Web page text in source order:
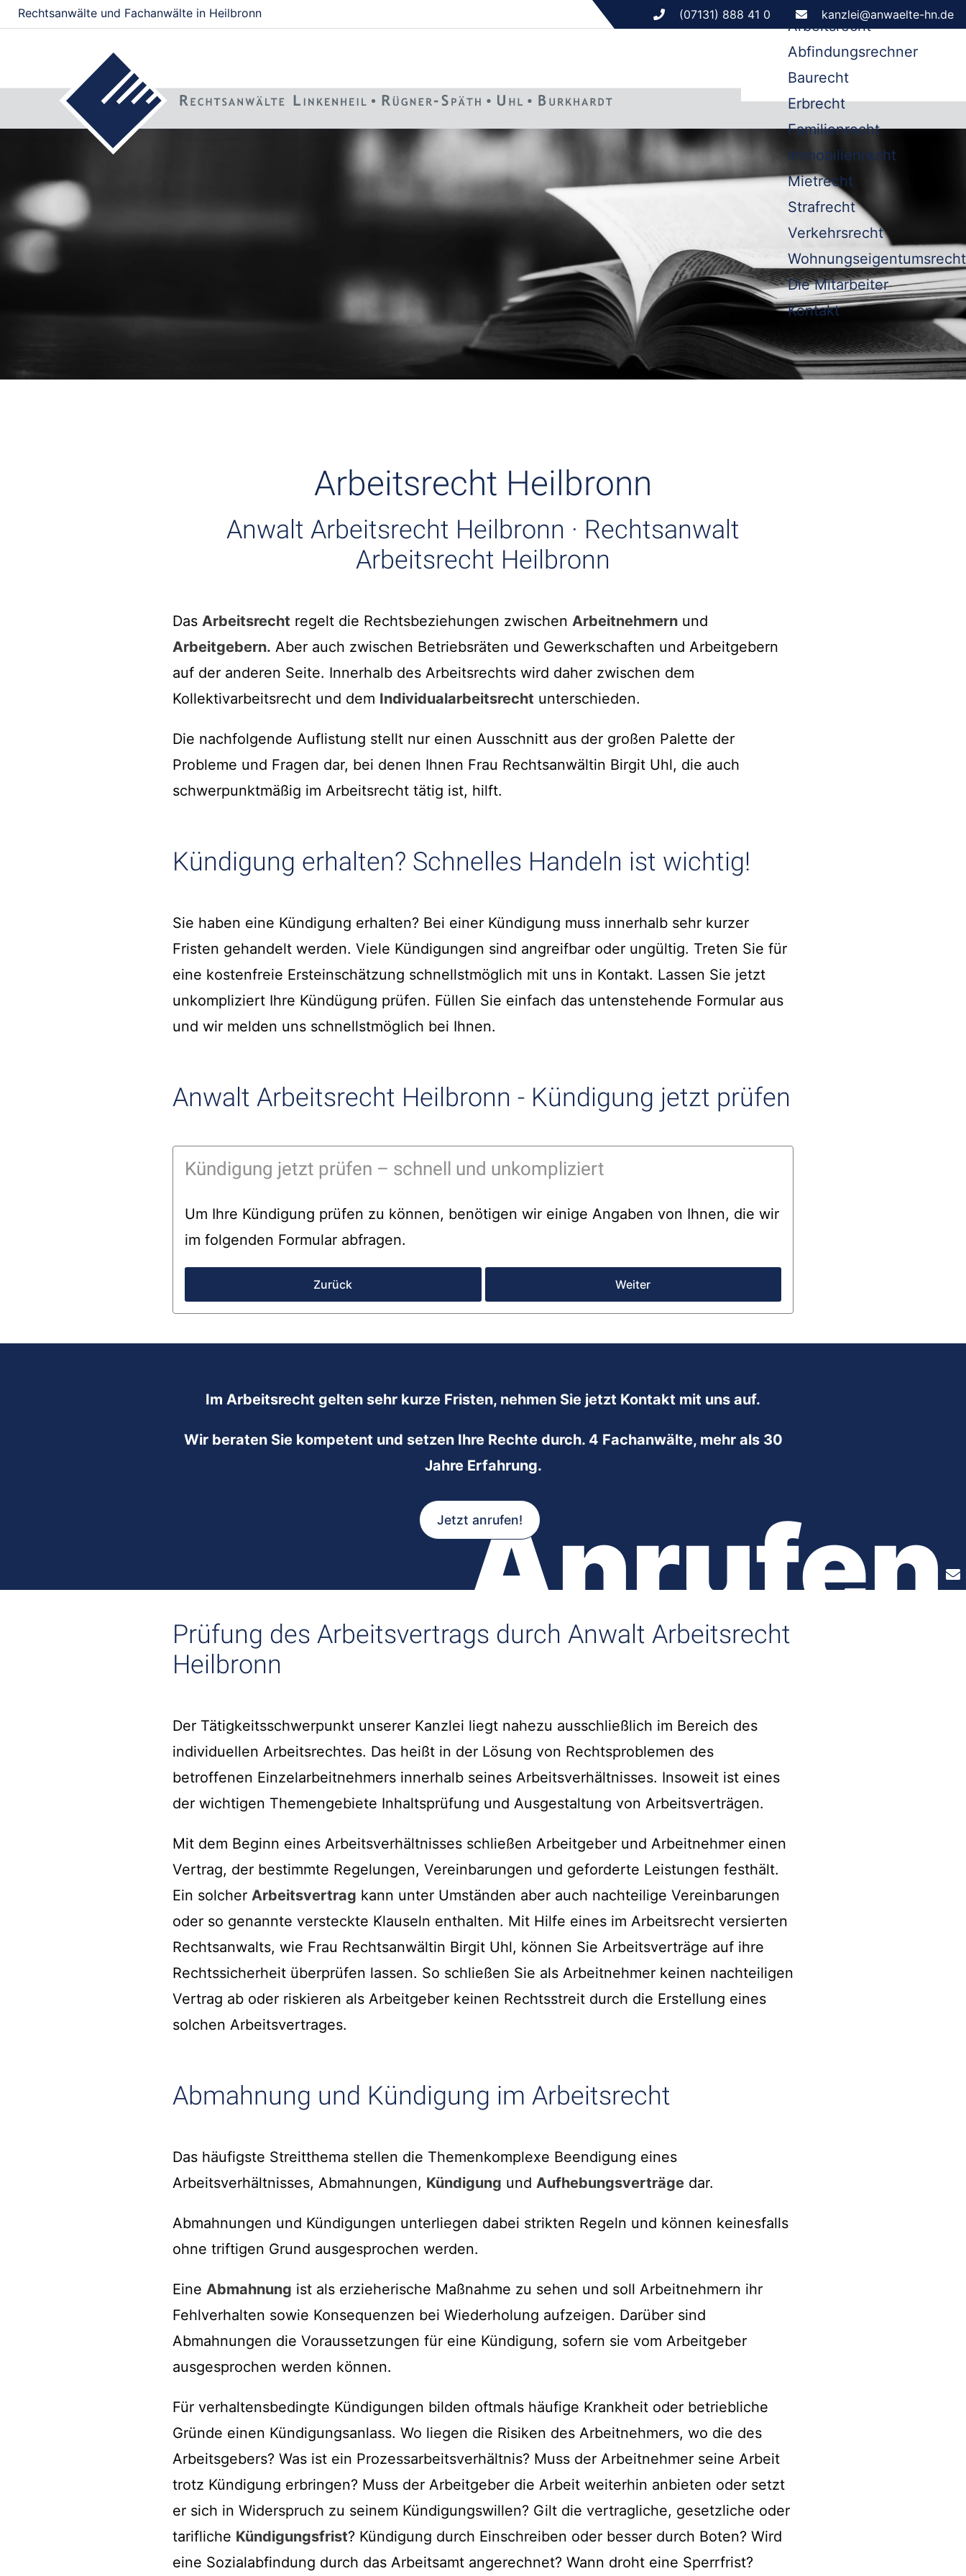
Rechtsanwälte und Fachanwälte in Heilbronn (07131) 888 41 0 kanzlei@anwaelte-hn.de
Arbeitsrecht
Abfindungsrechner
Baurecht
Erbrecht
Familienrecht
Immobilienrecht
Mietrecht
Strafrecht
Verkehrsrecht
Wohnungseigentumsrecht
Die Mitarbeiter
Kontakt
Arbeitsrecht Heilbronn
Anwalt Arbeitsrecht Heilbronn · Rechtsanwalt
Arbeitsrecht Heilbronn
Das Arbeitsrecht regelt die Rechtsbeziehungen zwischen Arbeitnehmern und
Arbeitgebern. Aber auch zwischen Betriebsräten und Gewerkschaften und Arbeitgebern
auf der anderen Seite. Innerhalb des Arbeitsrechts wird daher zwischen dem
Kollektivarbeitsrecht und dem Individualarbeitsrecht unterschieden.
Die nachfolgende Auflistung stellt nur einen Ausschnitt aus der großen Palette der
Probleme und Fragen dar, bei denen Ihnen Frau Rechtsanwältin Birgit Uhl, die auch
schwerpunktmäßig im Arbeitsrecht tätig ist, hilft.
Kündigung erhalten? Schnelles Handeln ist wichtig!
Sie haben eine Kündigung erhalten? Bei einer Kündigung muss innerhalb sehr kurzer
Fristen gehandelt werden. Viele Kündigungen sind angreifbar oder ungültig. Treten Sie für
eine kostenfreie Ersteinschätzung schnellstmöglich mit uns in Kontakt. Lassen Sie jetzt
unkompliziert Ihre Kündügung prüfen. Füllen Sie einfach das untenstehende Formular aus
und wir melden uns schnellstmöglich bei Ihnen.
Anwalt Arbeitsrecht Heilbronn - Kündigung jetzt prüfen
Kündigung jetzt prüfen – schnell und unkompliziert
Um Ihre Kündigung prüfen zu können, benötigen wir einige Angaben von Ihnen, die wir
im folgenden Formular abfragen.
Zurück Weiter
Im Arbeitsrecht gelten sehr kurze Fristen, nehmen Sie jetzt Kontakt mit uns auf.
Wir beraten Sie kompetent und setzen Ihre Rechte durch. 4 Fachanwälte, mehr als 30
Jahre Erfahrung.
Jetzt anrufen!
Anrufen
Prüfung des Arbeitsvertrags durch Anwalt Arbeitsrecht
Heilbronn
Der Tätigkeitsschwerpunkt unserer Kanzlei liegt nahezu ausschließlich im Bereich des
individuellen Arbeitsrechtes. Das heißt in der Lösung von Rechtsproblemen des
betroffenen Einzelarbeitnehmers innerhalb seines Arbeitsverhältnisses. Insoweit ist eines
der wichtigen Themengebiete Inhaltsprüfung und Ausgestaltung von Arbeitsverträgen.
Mit dem Beginn eines Arbeitsverhältnisses schließen Arbeitgeber und Arbeitnehmer einen
Vertrag, der bestimmte Regelungen, Vereinbarungen und geforderte Leistungen festhält.
Ein solcher Arbeitsvertrag kann unter Umständen aber auch nachteilige Vereinbarungen
oder so genannte versteckte Klauseln enthalten. Mit Hilfe eines im Arbeitsrecht versierten
Rechtsanwalts, wie Frau Rechtsanwältin Birgit Uhl, können Sie Arbeitsverträge auf ihre
Rechtssicherheit überprüfen lassen. So schließen Sie als Arbeitnehmer keinen nachteiligen
Vertrag ab oder riskieren als Arbeitgeber keinen Rechtsstreit durch die Erstellung eines
solchen Arbeitsvertrages.
Abmahnung und Kündigung im Arbeitsrecht
Das häufigste Streitthema stellen die Themenkomplexe Beendigung eines
Arbeitsverhältnisses, Abmahnungen, Kündigung und Aufhebungsverträge dar.
Abmahnungen und Kündigungen unterliegen dabei strikten Regeln und können keinesfalls
ohne triftigen Grund ausgesprochen werden.
Eine Abmahnung ist als erzieherische Maßnahme zu sehen und soll Arbeitnehmern ihr
Fehlverhalten sowie Konsequenzen bei Wiederholung aufzeigen. Darüber sind
Abmahnungen die Voraussetzungen für eine Kündigung, sofern sie vom Arbeitgeber
ausgesprochen werden können.
Für verhaltensbedingte Kündigungen bilden oftmals häufige Krankheit oder betriebliche
Gründe einen Kündigungsanlass. Wo liegen die Risiken des Arbeitnehmers, wo die des
Arbeitsgebers? Was ist ein Prozessarbeitsverhältnis? Muss der Arbeitnehmer seine Arbeit
trotz Kündigung erbringen? Muss der Arbeitgeber die Arbeit weiterhin anbieten oder setzt
er sich in Widerspruch zu seinem Kündigungswillen? Gilt die vertragliche, gesetzliche oder
tarifliche Kündigungsfrist? Kündigung durch Einschreiben oder besser durch Boten? Wird
eine Sozialabfindung durch das Arbeitsamt angerechnet? Wann droht eine Sperrfrist?